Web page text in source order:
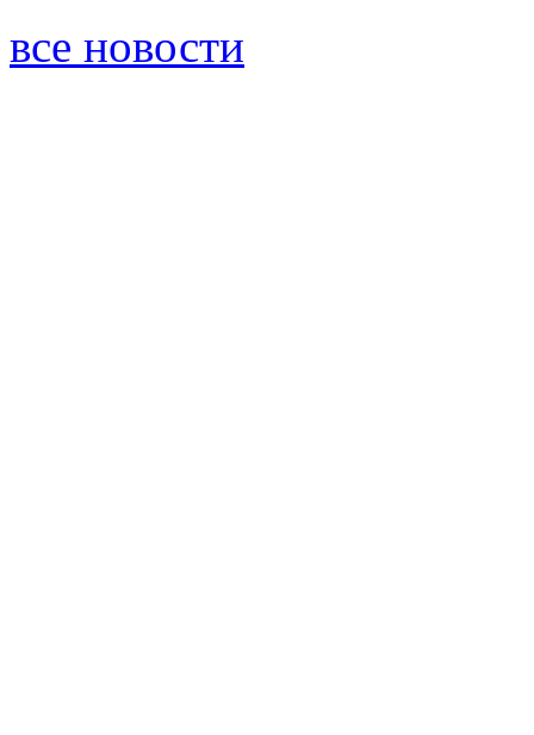
все новости